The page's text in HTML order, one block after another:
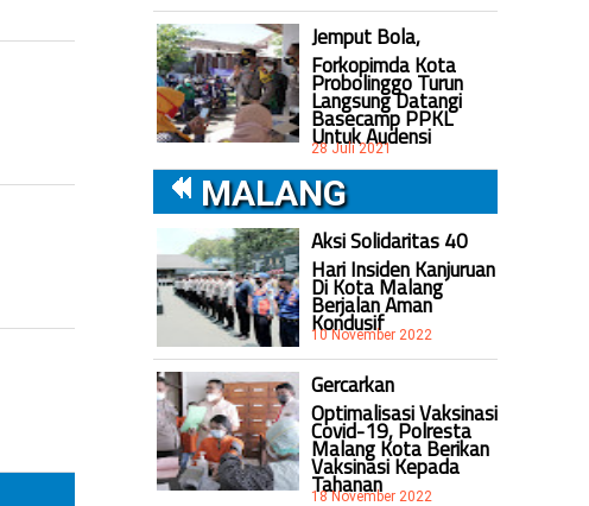
Jemput Bola,
Forkopimda Kota
Probolinggo Turun
Langsung Datangi
Basecamp PPKL
Untuk Audensi
28 Juli 2021
MALANG
Aksi Solidaritas 40
Hari Insiden Kanjuruan
Di Kota Malang
Berjalan Aman
Kondusif
10 November 2022
Gercarkan
Optimalisasi Vaksinasi
Covid-19, Polresta
Malang Kota Berikan
Vaksinasi Kepada
Tahanan
18 November 2022